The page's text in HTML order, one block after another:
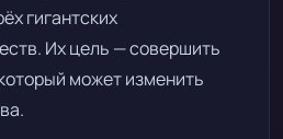
гигантских
Их цель — совершить
может изменить